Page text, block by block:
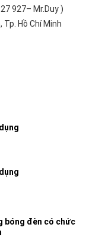
927– Mr.Duy )
Tp. Hồ Chí Minh
bóng đèn có chức